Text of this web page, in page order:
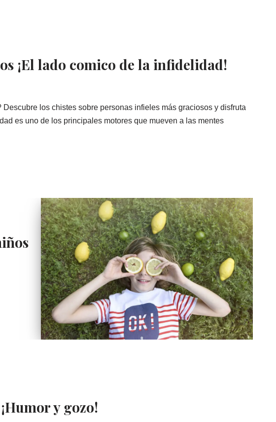
¡El lado comico de la infidelidad!
los chistes sobre personas infieles más graciosos y disfruta
es uno de los principales motores que mueven a las mentes
y gozo!